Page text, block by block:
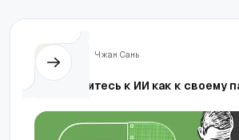
Чжан Сань
Не относитесь к ИИ как к своему